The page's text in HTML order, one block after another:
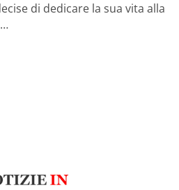
di dedicare la sua vita alla